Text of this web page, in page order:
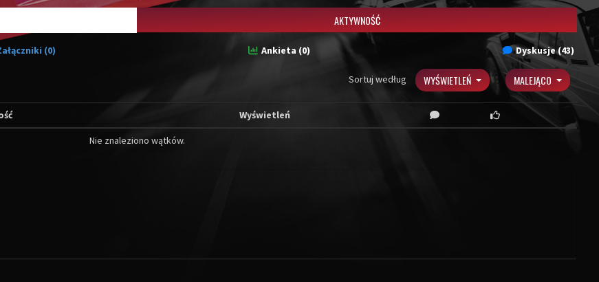
AKTYWNOŚĆ
(0) Ankieta (0) Dyskusje (43)
Sortuj według WYŚWIETLEŃ MALEJĄCO
Wyświetleń
Nie znaleziono wątków.